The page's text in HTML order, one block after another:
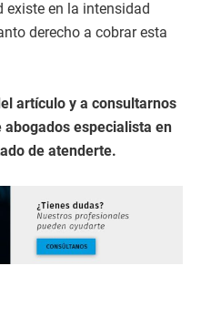
existe en la intensidad
derecho a cobrar esta
artículo y a consultarnos
especialista en
de atenderte.